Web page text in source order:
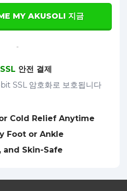
MY AKUSOLI 지금
-
SSL 안전 결제
SSL 암호화로 보호됩니다
Cold Relief Anytime
Foot or Ankle
and Skin-Safe